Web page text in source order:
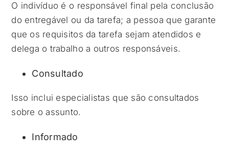
O indivíduo é o responsável final pela conclusão
do entregável ou da tarefa; a pessoa que garante
que os requisitos da tarefa sejam atendidos e
delega o trabalho a outros responsáveis.
Consultado
Isso inclui especialistas que são consultados
sobre o assunto.
Informado